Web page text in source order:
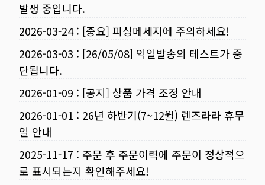
발생 중입니다.
2026-03-24: [중요] 피싱메세지에 주의하세요!
2026-03-03 : [26/05/08] 익일발송의 테스트가 중
단됩니다.
2026-01-09 : [공지] 상품 가격 조정 안내
2026-01-01 : 26년 하반기(7~12월) 렌즈라라 휴무
일 안내
2025-11-17 : 주문 후 주문이력에 주문이 정상적으
로 표시되는지 확인해주세요!